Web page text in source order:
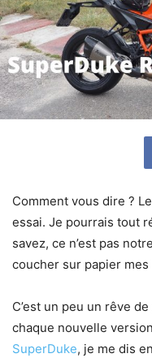
Comment vous dire ?
essai. Je pourrais tout
savez, ce n’est pas
coucher sur papier
C’est un peu un rêve
chaque nouvelle
SuperDuke, je me dis